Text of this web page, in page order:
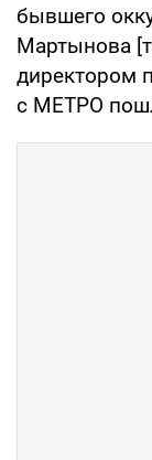
бывшего
Мартынова
директором
с МЕТРО